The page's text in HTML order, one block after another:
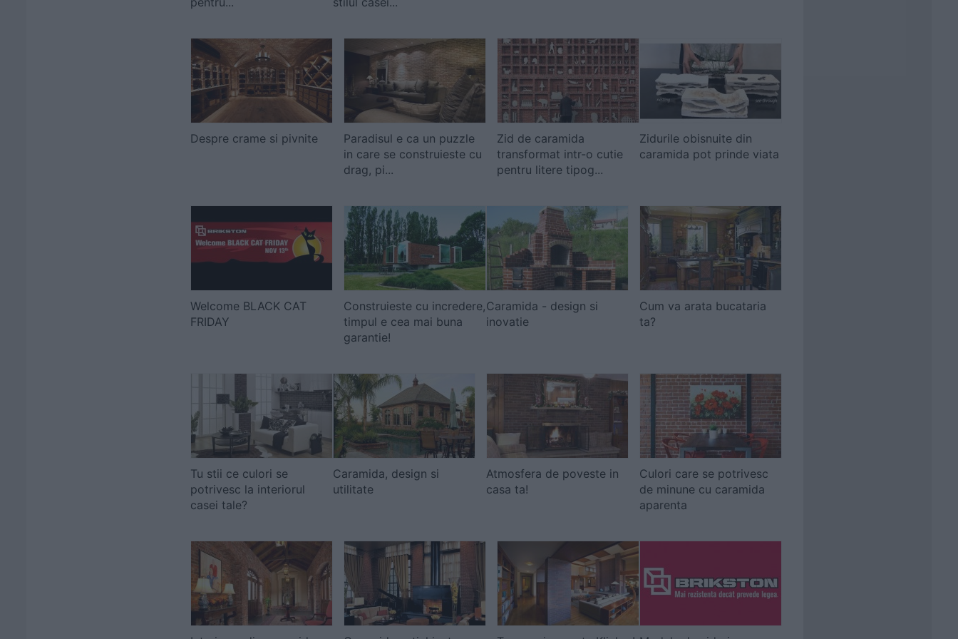
Despre crame si pivnite
Paradisul e ca un puzzle
in care se construieste cu
drag, pi...
Zid de caramida
transformat intr-o cutie
pentru litere tipog...
Zidurile obisnuite din
caramida pot prinde viata
Welcome BLACK CAT
FRIDAY
Construieste cu incredere,
timpul e cea mai buna
garantie!
Caramida - design si
inovatie
Cum va arata bucataria
ta?
Tu stii ce culori se
potrivesc la interiorul
casei tale?
Caramida, design si
utilitate
Atmosfera de poveste in
casa ta!
Culori care se potrivesc
de minune cu caramida
aparenta